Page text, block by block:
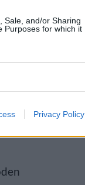
Sale, and/or Sharing
Purposes for which it
Privacy Policy